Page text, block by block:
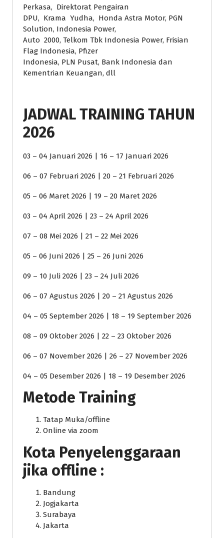
Perkasa, Direktorat Pengairan
DPU, Krama Yudha, Honda Astra Motor, PGN
Solution, Indonesia Power,
Auto 2000, Telkom Tbk Indonesia Power, Frisian
Flag Indonesia, Pfizer
Indonesia, PLN Pusat, Bank Indonesia dan
Kementrian Keuangan, dll
JADWAL TRAINING TAHUN
2026
03 – 04 Januari 2026 | 16 – 17 Januari 2026
06 – 07 Februari 2026 | 20 – 21 Februari 2026
05 – 06 Maret 2026 | 19 – 20 Maret 2026
03 – 04 April 2026 | 23 – 24 April 2026
07 – 08 Mei 2026 | 21 – 22 Mei 2026
05 – 06 Juni 2026 | 25 – 26 Juni 2026
09 – 10 Juli 2026 | 23 – 24 Juli 2026
06 – 07 Agustus 2026 | 20 – 21 Agustus 2026
04 – 05 September 2026 | 18 – 19 September 2026
08 – 09 Oktober 2026 | 22 – 23 Oktober 2026
06 – 07 November 2026 | 26 – 27 November 2026
04 – 05 Desember 2026 | 18 – 19 Desember 2026
Metode Training
Tatap Muka/offline
Online via zoom
Kota Penyelenggaraan
jika offline :
Bandung
Jogjakarta
Surabaya
Jakarta